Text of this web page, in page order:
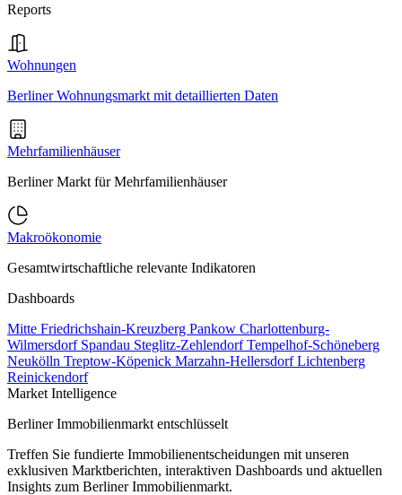
Reports
Wohnungen
Berliner Wohnungsmarkt mit detaillierten Daten
Mehrfamilienhäuser
Berliner Markt für Mehrfamilienhäuser
Makroökonomie
Gesamtwirtschaftliche relevante Indikatoren
Dashboards
Mitte Friedrichshain-Kreuzberg Pankow Charlottenburg-
Wilmersdorf Spandau Steglitz-ZehlendorfTempelhof-Schöneberg
Neukölln Treptow-Köpenick Marzahn-HellersdorfLichtenberg
Reinickendorf
Market Intelligence
Berliner Immobilienmarkt entschlüsselt
Treffen Sie fundierte Immobilienentscheidungen mit unseren
exklusiven Marktberichten, interaktiven Dashboards und aktuellen
Insights zum Berliner Immobilienmarkt.